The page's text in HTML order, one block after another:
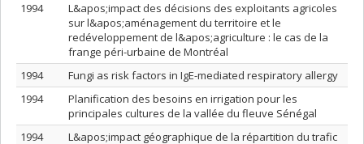
1994
L&apos;impact des décisions des exploitants agricoles
sur l&apos;aménagement du territoire et le
redéveloppement de l&apos;agriculture : le cas de la
frange péri-urbaine de Montréal
1994
Fungi as risk factors in IgE-mediated respiratory allergy
1994
Planification des besoins en irrigation pour les
principales cultures de la vallée du fleuve Sénégal
1994
L&apos;impact géographique de la répartition du trafic